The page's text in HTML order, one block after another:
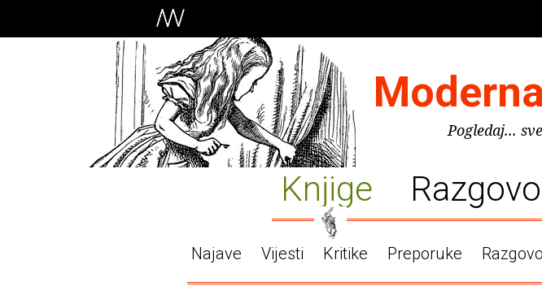
Pogledaj...
Knjige
Najave Vijesti Kritike Preporuke